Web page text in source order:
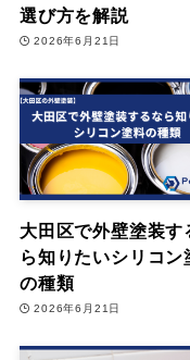
選び方を解説
2026年6月21日
大田区で外壁塗装す
ら知りたいシリコン
の種類
2026年6月21日